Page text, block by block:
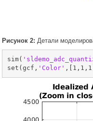
Рисунок 2: Детали
sim(
set(gcf, 'Color'